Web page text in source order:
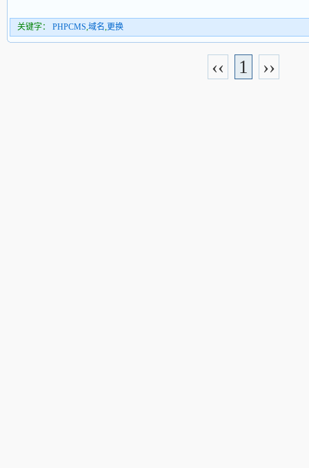
关键字： PHPCMS,域名,更换
‹‹ 1 ››